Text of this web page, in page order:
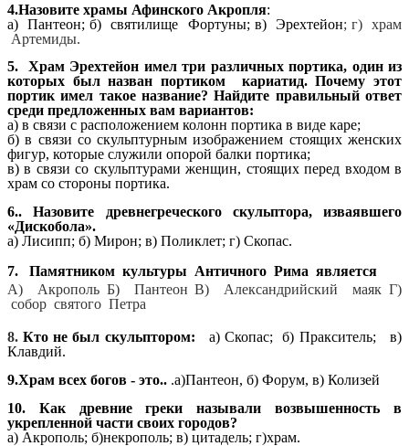
4.Назовите храмы Афинского Акропля:
а) Пантеон; б) святилище Фортуны; в) Эрехтейон; г) храм
Артемиды.
5. Храм Эрехтейон имел три различных портика, один из
которых был назван портиком кариатид. Почему этот
портик имел такое название? Найдите правильный ответ
среди предложенных вам вариантов:
а) в связи с расположением колонн портика в виде каре;
б) в связи со скульптурным изображением стоящих женских
фигур, которые служили опорой балки портика;
в) в связи со скульптурами женщин, стоящих перед входом в
храм со стороны портика.
6.. Назовите древнегреческого скульптора, изваявшего
«Дискобола».
а) Лисипп; б) Мирон; в) Поликлет; г) Скопас.
7. Памятником культуры Античного Рима является
А) Акрополь Б) Пантеон В) Александрийский маяк Г)
собор святого Петра
8. Кто не был скульптором: а) Скопас;
б) Пракситель; в)
Клавдий.
9.Храм всех богов - это.. .а)Пантеон, б) Форум, в) Колизей
10. Как древние греки называли возвышенность в
укрепленной части своих городов?
а) Акрополь; б)некрополь; в) цитадель; г)храм.